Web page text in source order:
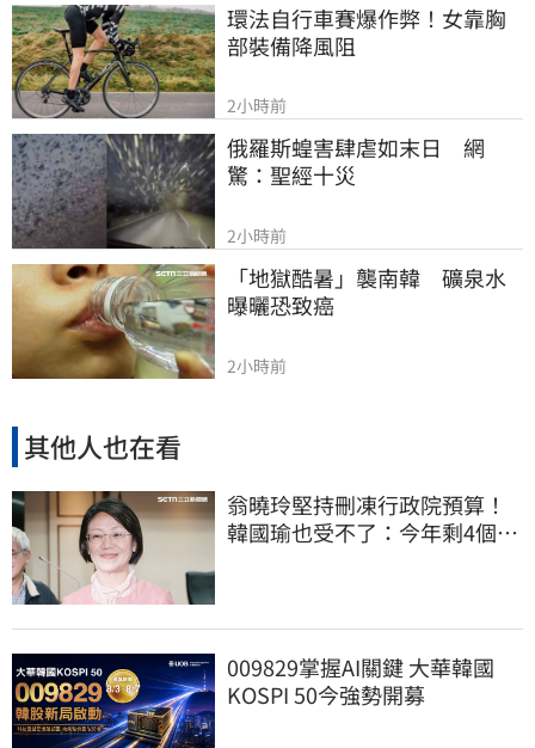
環法自行車賽爆作弊！女靠胸
部裝備降風阻
2小時前
俄羅斯蝗害肆虐如末日　網
驚：聖經十災
2小時前
「地獄酷暑」襲南韓　礦泉水
曝曬恐致癌
2小時前
其他人也在看
翁曉玲堅持刪凍行政院預算！
韓國瑜也受不了：今年剩4個月
009829掌握AI關鍵 大華韓國
KOSPI 50今強勢開募